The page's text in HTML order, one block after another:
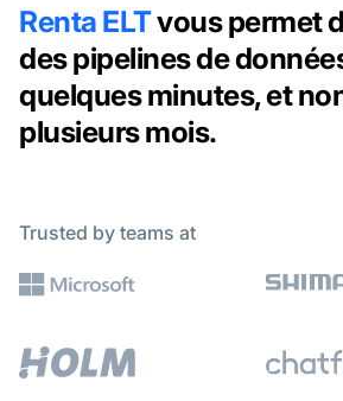
Renta ELTvous permet
des pipelines de
quelques minutes, et
plusieurs mois.
Trusted by teams at